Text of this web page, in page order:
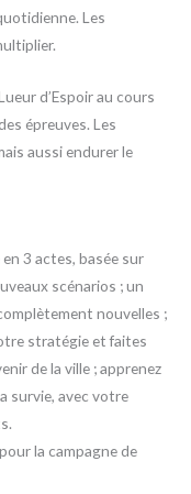
Les
d’Espoir au cours
épreuves. Les
aussi endurer le
3 actes, basée sur
scénarios ; un
nouvelles ;
stratégie et faites
de la ville ; apprenez
survie, avec votre
la campagne de